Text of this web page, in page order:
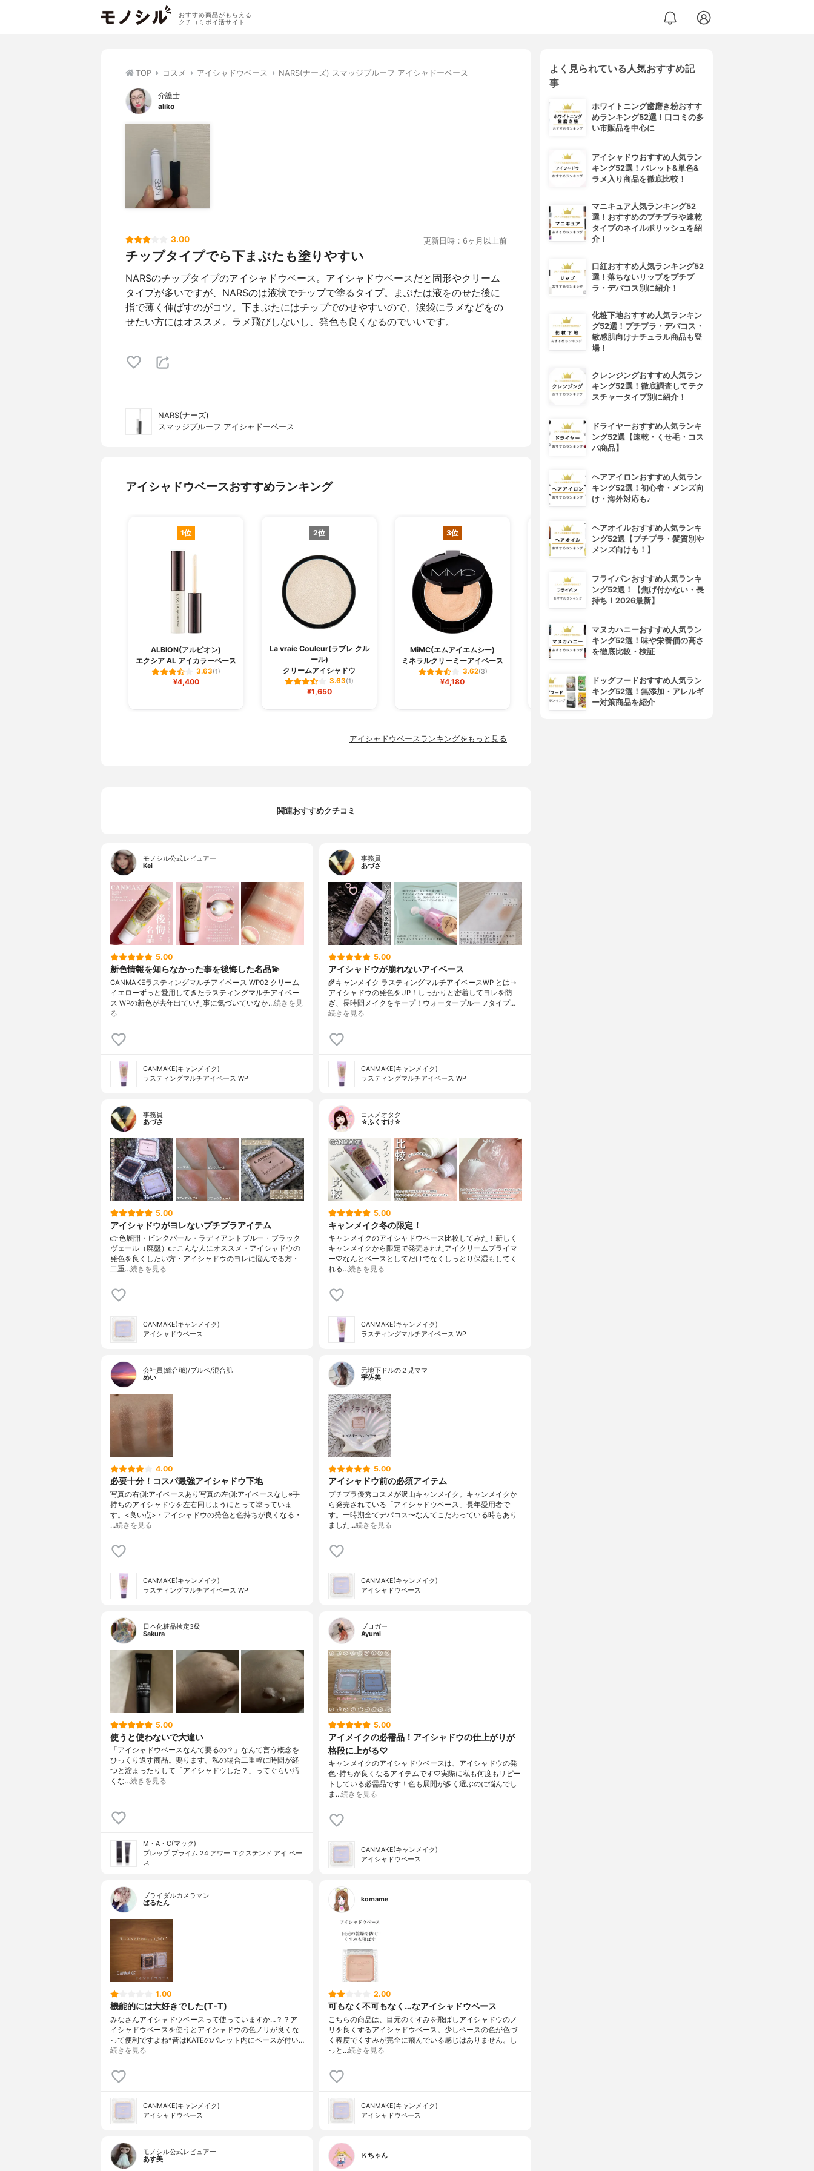
おすすめ商品がもらえる
クチコミポイ活サイト
TOP コスメ アイシャドウベース NARS(ナーズ) スマッジプルーフ アイシャドーベース
介護士
aliko
3.00 更新日時：6ヶ月以上前
チップタイプでら下まぶたも塗りやすい
NARSのチップタイプのアイシャドウベース。アイシャドウベースだと固形やクリーム
タイプが多いですが、NARSのは液状でチップで塗るタイプ。まぶたは液をのせた後に
指で薄く伸ばすのがコツ。下まぶたにはチップでのせやすいので、涙袋にラメなどをの
せたい方にはオススメ。ラメ飛びしないし、発色も良くなるのでいいです。
NARS(ナーズ)
スマッジプルーフ アイシャドーベース
アイシャドウベースおすすめランキング
1位
ALBION(アルビオン)
エクシア AL アイカラーベース
3.63(1)
¥4,400
2位
La vraie Couleur(ラブレ クル
ール)
クリームアイシャドウ
3.63(1)
¥1,650
3位
MiMC(エムアイエムシー)
ミネラルクリーミーアイベース
3.62(3)
¥4,180
4位
UR GLAM(ユーアーグラム)
アイシャドウプライマー
¥110
アイシャドウベースランキングをもっと見る
関連おすすめクチコミ
モノシル公式レビュアー
Kei
5.00
新色情報を知らなかった事を後悔した名品💫
CANMAKEラスティングマルチアイベース WP02 クリーム
イエローずっと愛用してきたラスティングマルチアイベー
ス WPの新色が去年出ていた事に気づいていなか…続きを見
る
CANMAKE(キャンメイク)
ラスティングマルチアイベース WP
事務員
あづさ
5.00
アイシャドウが崩れないアイベース
🌾キャンメイク ラスティングマルチアイベースWP とは↳
アイシャドウの発色をUP！しっかりと密着してヨレを防
ぎ、長時間メイクをキープ！ウォータープルーフタイプ…
続きを見る
CANMAKE(キャンメイク)
ラスティングマルチアイベース WP
事務員
あづさ
5.00
アイシャドウがヨレないプチプラアイテム
👉色展開・ピンクパール・ラディアントブルー・ブラック
ヴェール（廃盤）👉こんな人にオススメ・アイシャドウの
発色を良くしたい方・アイシャドウのヨレに悩んでる方・
二重…続きを見る
CANMAKE(キャンメイク)
アイシャドウベース
コスメオタク
☆ふくすけ☆
5.00
キャンメイク冬の限定！
キャンメイクのアイシャドウベース比較してみた！新しく
キャンメイクから限定で発売されたアイクリームプライマ
ー♡なんとベースとしてだけでなくしっとり保湿もしてく
れる…続きを見る
CANMAKE(キャンメイク)
ラスティングマルチアイベース WP
会社員(総合職)/ブルベ/混合肌
めい
4.00
必要十分！コスパ最強アイシャドウ下地
写真の右側:アイベースあり写真の左側:アイベースなし※手
持ちのアイシャドウを左右同じようにとって塗っていま
す。<良い点>・アイシャドウの発色と色持ちが良くなる・
…続きを見る
CANMAKE(キャンメイク)
ラスティングマルチアイベース WP
元地下ドルの２児ママ
宇佐美
5.00
アイシャドウ前の必須アイテム
プチプラ優秀コスメが沢山キャンメイク。キャンメイクか
ら発売されている「アイシャドウベース」長年愛用者で
す。一時期全てデパコス〜なんてこだわっている時もあり
ました…続きを見る
CANMAKE(キャンメイク)
アイシャドウベース
日本化粧品検定3級
Sakura
5.00
使うと使わないで大違い
「アイシャドウベースなんて要るの？」なんて言う概念を
ひっくり返す商品。要ります。私の場合二重幅に時間が経
つと溜まったりして「アイシャドウした？」ってぐらい汚
くな…続きを見る
M・A・C(マック)
プレップ プライム 24 アワー エクステンド アイ ベー
ス
ブロガー
Ayumi
5.00
アイメイクの必需品！アイシャドウの仕上がりが
格段に上がる♡
キャンメイクのアイシャドウベースは、アイシャドウの発
色･持ちが良くなるアイテムです♡実際に私も何度もリピー
トしている必需品です！色も展開が多く選ぶのに悩んでし
ま…続きを見る
CANMAKE(キャンメイク)
アイシャドウベース
ブライダルカメラマン
ばるたん
1.00
機能的には大好きでした(T-T)
みなさんアイシャドウベースって使っていますか…？？ア
イシャドウベースを使うとアイシャドウの色ノリが良くな
って便利ですよね*昔はKATEのパレット内にベースが付い…
続きを見る
CANMAKE(キャンメイク)
アイシャドウベース
komame
2.00
可もなく不可もなく…なアイシャドウベース
こちらの商品は、目元のくすみを飛ばしアイシャドウのノ
リを良くするアイシャドウベース。少しベースの色が色づ
く程度でくすみが完全に飛んでいる感じはありません。し
っと…続きを見る
CANMAKE(キャンメイク)
アイシャドウベース
モノシル公式レビュアー
あす美
Ｋちゃん
よく見られている人気おすすめ記
事
ホワイトニング歯磨き粉おすす
めランキング52選！口コミの多
い市販品を中心に
アイシャドウおすすめ人気ラン
キング52選！パレット&単色&
ラメ入り商品を徹底比較！
マニキュア人気ランキング52
選！おすすめのプチプラや速乾
タイプのネイルポリッシュを紹
介！
口紅おすすめ人気ランキング52
選！落ちないリップをプチプ
ラ・デパコス別に紹介！
化粧下地おすすめ人気ランキン
グ52選！プチプラ・デパコス・
敏感肌向けナチュラル商品も登
場！
クレンジングおすすめ人気ラン
キング52選！徹底調査してテク
スチャータイプ別に紹介！
ドライヤーおすすめ人気ランキ
ング52選【速乾・くせ毛・コス
パ商品】
ヘアアイロンおすすめ人気ラン
キング52選！初心者・メンズ向
け・海外対応も♪
ヘアオイルおすすめ人気ランキ
ング52選【プチプラ・髪質別や
メンズ向けも！】
フライパンおすすめ人気ランキ
ング52選！【焦げ付かない・長
持ち！2026最新】
マヌカハニーおすすめ人気ラン
キング52選！味や栄養価の高さ
を徹底比較・検証
ドッグフードおすすめ人気ラン
キング52選！無添加・アレルギ
ー対策商品を紹介